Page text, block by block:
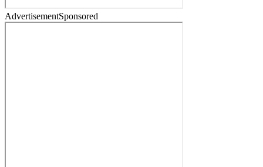
AdvertisementSponsored